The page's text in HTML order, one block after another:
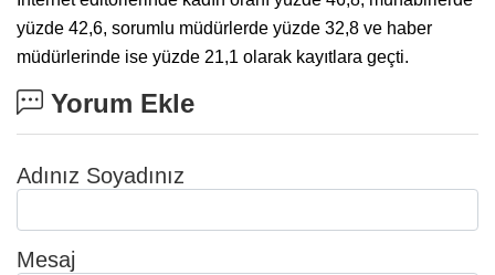
yüzde 42,6, sorumlu müdürlerde yüzde 32,8 ve haber
müdürlerinde ise yüzde 21,1 olarak kayıtlara geçti.
Yorum Ekle
Adınız Soyadınız
Mesaj